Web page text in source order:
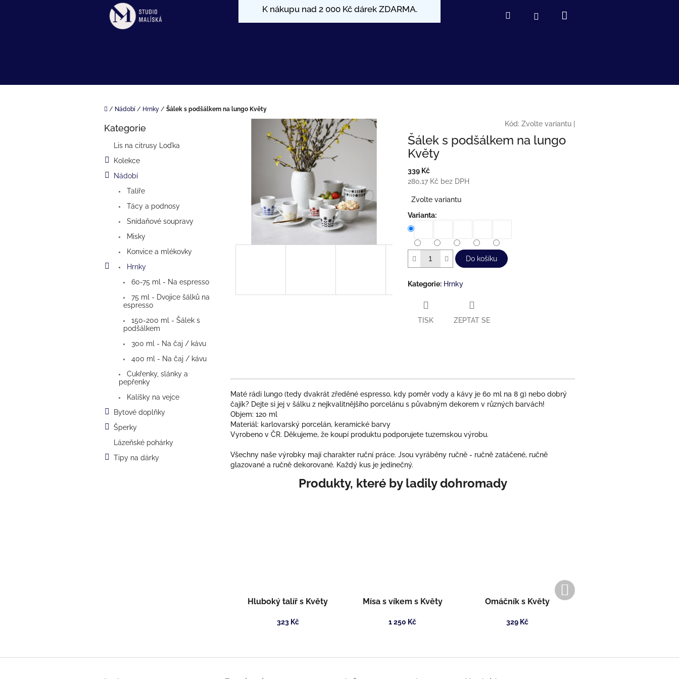
Hledat Přihlášení
Domů
/ Nádobí / Hrnky / Šálek s podšálkem na lungo Květy
Přeskočit
Kategorie
Lis na citrusy Loďka
Kolekce
Nádobí
Talíře
Tácy a podnosy
Snídaňové soupravy
Misky
Konvice a mlékovky
Hrnky
60-75 ml - Na espresso
75 ml - Dvojice šálků na
espresso
150-200 ml - Šálek s
podšálkem
300 ml - Na čaj / kávu
400 ml - Na čaj / kávu
Cukřenky, slánky a
pepřenky
Kalíšky na vejce
Bytové doplňky
Šperky
Lázeňské pohárky
Tipy na dárky
Kód: Zvolte variantu
Šálek s podšálkem na lungo
Květy
339 Kč
280,17 Kč bez DPH
cena:
Zvolte variantu
Varianta:
Do košíku
Kategorie: Hrnky
TISK ZEPTAT SE
Maté rádi lungo (tedy dvakrát zředěné espresso, kdy poměr vody a kávy je 60 ml na 8 g) nebo dobrý
čajík? Dejte si jej v šálku z nejkvalitnějšího porcelánu s půvabným dekorem v různých barvách!
Objem: 120 ml
Materiál: karlovarský porcelán, keramické barvy
Vyrobeno v ČR. Děkujeme, že koupí produktu podporujete tuzemskou výrobu.
Všechny naše výrobky mají charakter ruční práce. Jsou vyráběny ručně - ručně zatáčené, ručně
glazované a ručně dekorované. Každý kus je jedinečný.
Hluboký talíř s Květy
323 Kč
Mísa s víkem s Květy
1 250 Kč
Omáčník s Květy
329 Kč
Další
produkt